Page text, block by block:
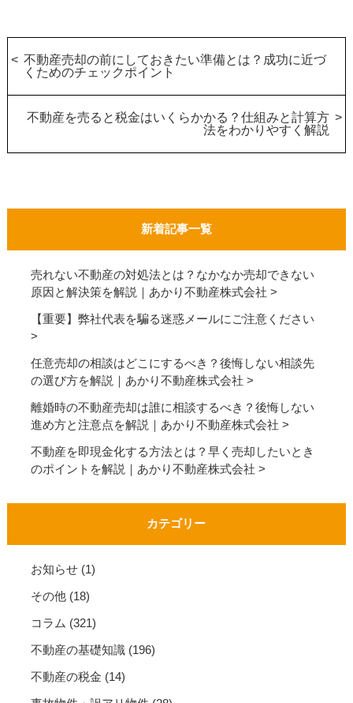
不動産売却の前にしておきたい準備とは？成功に近づ
くためのチェックポイント
不動産を売ると税金はいくらかかる？仕組みと計算方
法をわかりやすく解説
新着記事一覧
売れない不動産の対処法とは？なかなか売却できない
原因と解決策を解説｜あかり不動産株式会社
【重要】弊社代表を騙る迷惑メールにご注意ください
任意売却の相談はどこにするべき？後悔しない相談先
の選び方を解説｜あかり不動産株式会社
離婚時の不動産売却は誰に相談するべき？後悔しない
進め方と注意点を解説｜あかり不動産株式会社
不動産を即現金化する方法とは？早く売却したいとき
のポイントを解説｜あかり不動産株式会社
カテゴリー
お知らせ(1)
その他(18)
コラム (321)
不動産の基礎知識(196)
不動産の税金 (14)